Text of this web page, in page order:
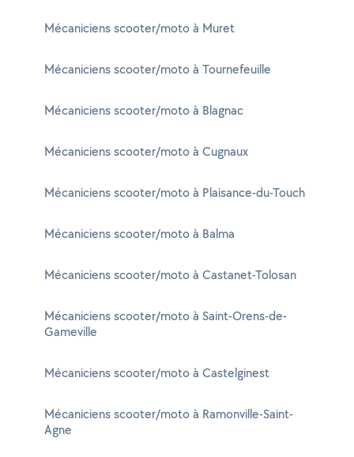
Mécaniciens scooter/moto à Muret
Mécaniciens scooter/moto à Tournefeuille
Mécaniciens scooter/moto à Blagnac
Mécaniciens scooter/moto à Cugnaux
Mécaniciens scooter/moto à Plaisance-du-Touch
Mécaniciens scooter/moto à Balma
Mécaniciens scooter/moto à Castanet-Tolosan
Mécaniciens scooter/moto à Saint-Orens-de-
Gameville
Mécaniciens scooter/moto à Castelginest
Mécaniciens scooter/moto à Ramonville-Saint-
Agne